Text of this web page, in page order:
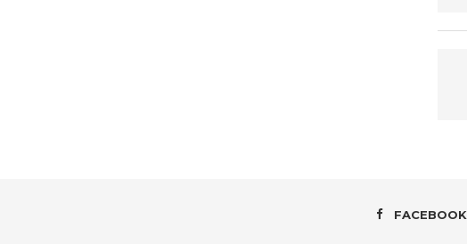
FACEBOOK